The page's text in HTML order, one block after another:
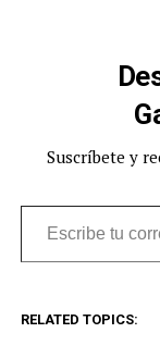
Suscríbete y
Escribe tu correo electrónico…
RELATED TOPICS: